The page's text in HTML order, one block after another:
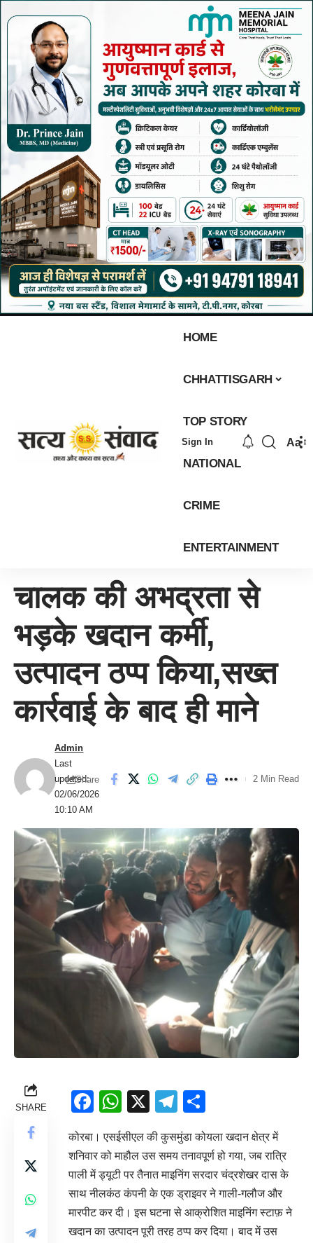
HOME
CHHATTISGARH
TOP STORY
NATIONAL
CRIME
ENTERTAINMENT
Sign In Aa
चालक की अभद्रता से
भड़के खदान कर्मी,
उत्पादन ठप्प किया,सख्त
कार्रवाई के बाद ही माने
Last
updated:
02/06/2026
10:10 AM
Admin
Share 2 Min Read
SHARE Facebook
WhatsApp
X Telegram
कोरबा। एसईसीएल की कुसमुंडा कोयला खदान क्षेत्र में
शनिवार को माहौल उस समय तनावपूर्ण हो गया, जब रात्रि
पाली में ड्यूटी पर तैनात माइनिंग सरदार चंद्रशेखर दास के
साथ नीलकंठ कंपनी के एक ड्राइवर ने गाली-गलौज और
मारपीट कर दी। इस घटना से आक्रोशित माइनिंग स्टाफ़ ने
खदान का उत्पादन पूरी तरह ठप्प कर दिया। बाद में उस